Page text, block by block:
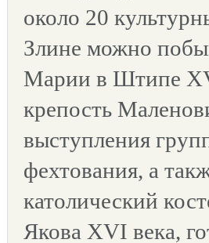
около 20
Злине можно
Марии в Штипе
крепость
выступления
фехтования, а
католический
Якова XVI века,